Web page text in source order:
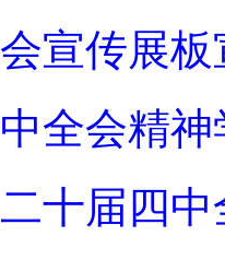
宣传展板
全会精
十届四